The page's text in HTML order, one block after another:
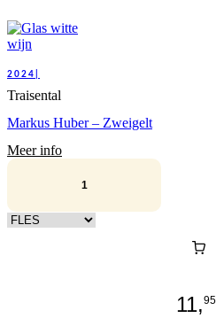
2024|
Traisental
Markus Huber – Zweigelt
Meer info
Kies verpakking
11,95